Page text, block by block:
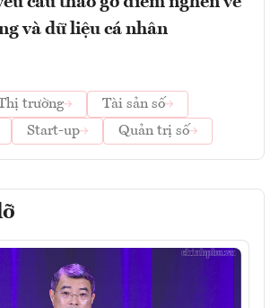
và dữ liệu cá nhân
trường
Tài sản số
Start-up Quản trị số